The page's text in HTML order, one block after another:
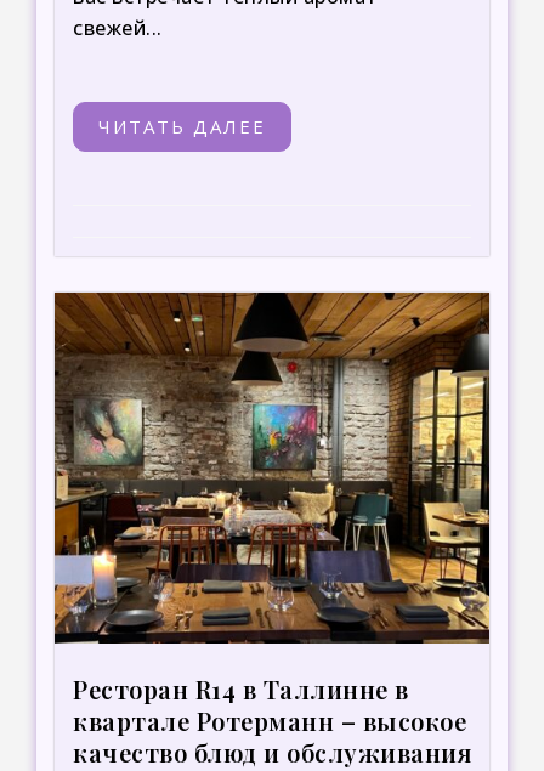
свежей...
ЧИТАТЬ ДАЛЕЕ
Ресторан R14 в Таллинне в
квартале Ротерманн – высокое
качество блюд и обслуживания